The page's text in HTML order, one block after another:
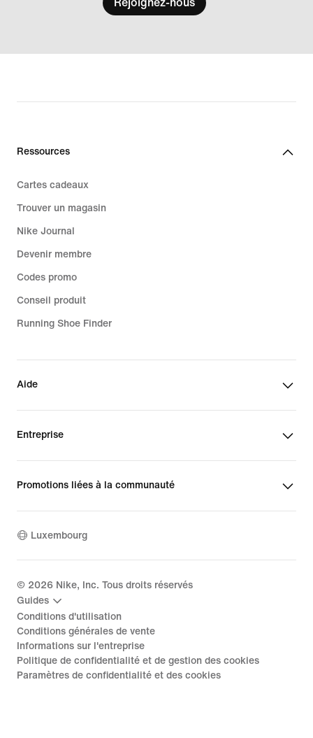
Ressources
Cartes cadeaux
Trouver un magasin
Nike Journal
Devenir membre
Codes promo
Conseil produit
Running Shoe Finder
Aide
Entreprise
Promotions liées à la communauté
Luxembourg
© 2026 Nike, Inc. Tous droits réservés
Guides
Conditions d'utilisation
Conditions générales de vente
Informations sur l'entreprise
Politique de confidentialité et de gestion des cookies
Paramètres de confidentialité et des cookies